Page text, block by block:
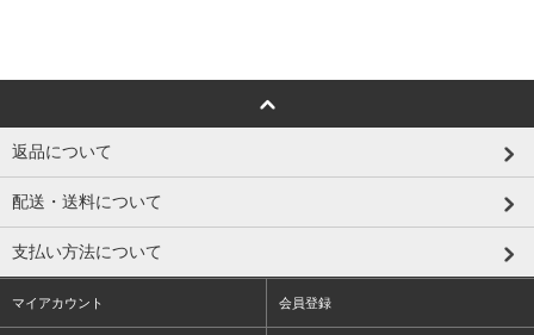
返品について
配送・送料について
支払い方法について
マイアカウント 会員登録